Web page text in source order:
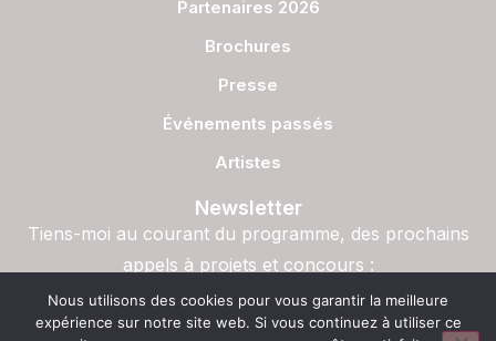
Partenaires 2026
Brochures
Presse
Événements passés
Artistes
Newsletter
Tiens-moi au courant du programme, des prochains
appels à projets et concours :
S'inscrire
Nous utilisons des cookies pour vous garantir la meilleure
expérience sur notre site web. Si vous continuez à utiliser ce